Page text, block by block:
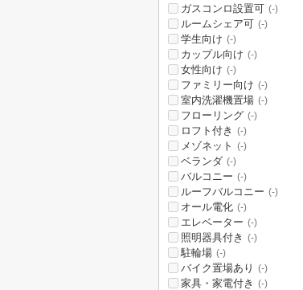
ガスコンロ設置可 (-)
ルームシェア可 (-)
学生向け (-)
カップル向け (-)
女性向け (-)
ファミリー向け (-)
室内洗濯機置場 (-)
フローリング (-)
ロフト付き (-)
メゾネット (-)
ベランダ (-)
バルコニー (-)
ルーフバルコニー (-)
オール電化 (-)
エレベーター (-)
照明器具付き (-)
駐輪場 (-)
バイク置場あり (-)
家具・家電付き (-)